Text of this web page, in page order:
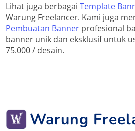
Lihat juga berbagai Template
Warung Freelancer. Kami juga
Pembuatan Banner profesional
banner unik dan eksklusif untuk
75.000 / desain.
Warung